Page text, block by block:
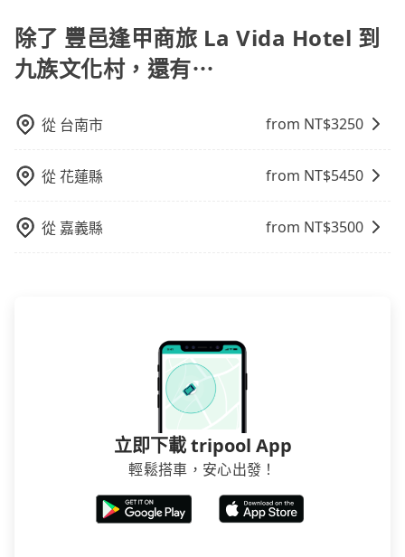
行額外的費用收取。但是，這些費用會在您下訂單後、
出發前先與您進行確認，確保您明確知道所有的費用。
我們會透過Email的方式向您說明收費細節，讓您能更放
除了 豐邑逢甲商旅 La Vida Hotel 到
九族文化村，還有⋯
從 台南市 from NT$3250
從花蓮縣 from NT$5450
從 嘉義縣 from NT$3500
立即下載 tripool App
輕鬆搭車，安心出發！